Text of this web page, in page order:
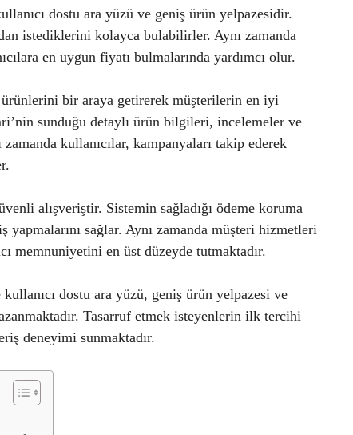
dostu ara yüzü ve geniş ürün yelpazesidir.
istediklerini kolayca bulabilirler. Aynı zamanda
en uygun fiyatı bulmalarında yardımcı olur.
ürünlerini bir araya getirerek müşterilerin en iyi
sunduğu detaylı ürün bilgileri, incelemeler ve
kullanıcılar, kampanyaları takip ederek
alışveriştir. Sistemin sağladığı ödeme koruma
yapmalarını sağlar. Aynı zamanda müşteri hizmetleri
memnuniyetini en üst düzeyde tutmaktadır.
dostu ara yüzü, geniş ürün yelpazesi ve
Tasarruf etmek isteyenlerin ilk tercihi
deneyimi sunmaktadır.